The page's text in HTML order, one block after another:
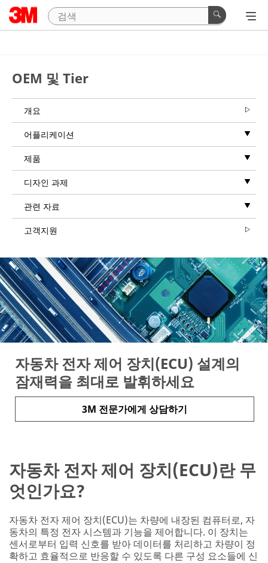
OEM 및 Tier
개요
어플리케이션
제품
디자인 과제
관련 자료
고객지원
자동차 전자 제어 장치(ECU) 설계의
잠재력을 최대로 발휘하세요
3M 전문가에게 상담하기
자동차 전자 제어 장치(ECU)란 무
엇인가요?
자동차 전자 제어 장치(ECU)는 차량에 내장된 컴퓨터로, 자
동차의 특정 전자 시스템과 기능을 제어합니다. 이 장치는
센서로부터 입력 신호를 받아 데이터를 처리하고 차량이 정
확하고 효율적으로 반응할 수 있도록 다른 구성 요소들에 신